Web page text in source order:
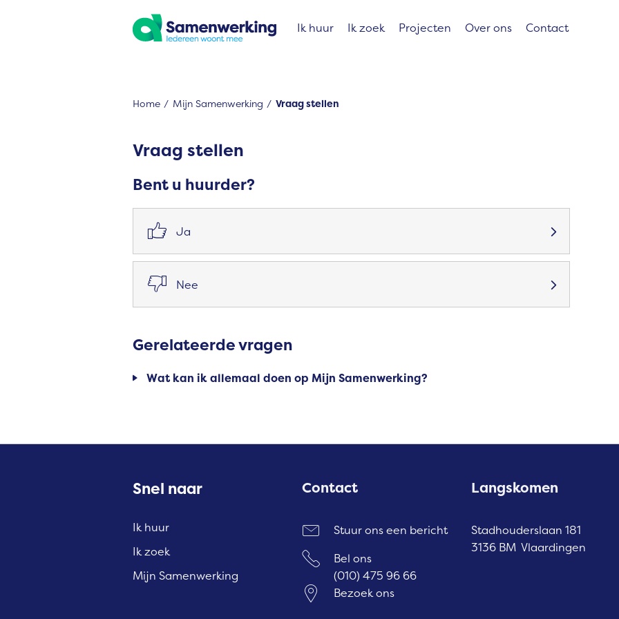
Naar hoofdnavigatiemenu
Naar de homepage Ik huur Ik zoek Projecten Over ons Contact
Home Mijn Samenwerking Vraag stellen
Vraag stellen
Bent u huurder?
 Ja
 Nee
Gerelateerde vragen
wat kan ik allemaal doen op Mijn Samenwerking?
Contactinformatie
Snel naar
Ik huur
Ik zoek
Mijn Samenwerking
Contact
Stuur ons een bericht
Bel ons
(010) 475 96 66
Bezoek ons
Langskomen
Stadhouderslaan 181
3136 BM Vlaardingen